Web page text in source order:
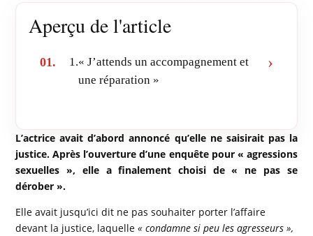
Aperçu de l'article
1.« J’attends un accompagnement et
une réparation »
L’actrice avait d’abord annoncé qu’elle ne saisirait pas la
justice. Après l’ouverture d’une enquête pour « agressions
sexuelles », elle a finalement choisi de « ne pas se
dérober ».
Elle avait jusqu’ici dit ne pas souhaiter porter l’affaire
devant la justice, laquelle« condamne si peu les agresseurs »,